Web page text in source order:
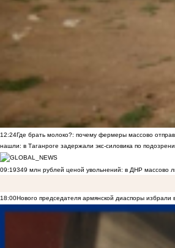
12:24Где брать молоко?: почему фермеры массово
нашли: в Таганроге задержали экс-силовика по
09:19349 млн рублей ценой увольнений: в ДНР массово
18:00Нового председателя армянской диаспоры избрали